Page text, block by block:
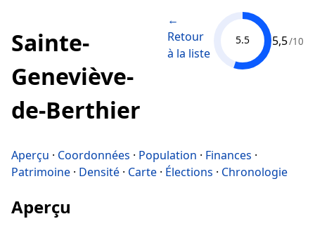
Sainte-
Geneviève-
de-Berthier
←
Retour
à la liste
5.5 5,5/10
Aperçu · Coordonnées · Population · Finances ·
Patrimoine · Densité · Carte · Élections · Chronologie
Aperçu